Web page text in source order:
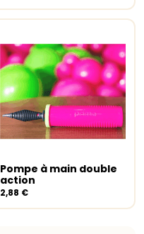
Ajouter au panier
Pompe à main double
action
2,88 €